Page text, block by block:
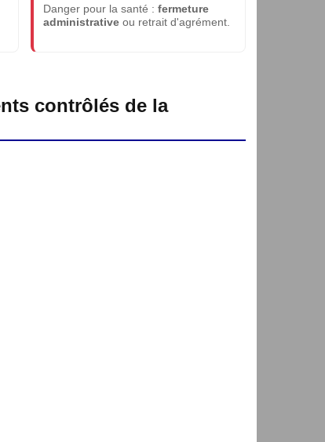
Danger pour la santé : fermeture
administrativeou retrait d'agrément.
contrôlés de la